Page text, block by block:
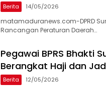
Berita 14/05/2026
matamaduranews.com-DPRD
Rancangan Peraturan Daerah…
Pegawai BPRS Bhakti
Berangkat Haji dan
Berita 12/05/2026